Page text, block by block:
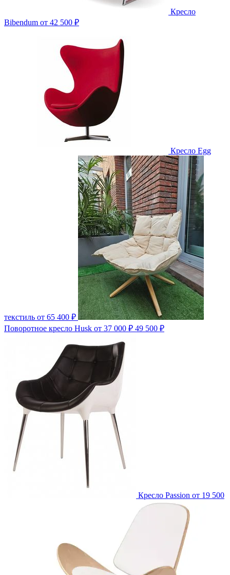
Кресло
Bibendum от 42 500 ₽
Кресло Egg
текстиль от 65 400 ₽
Поворотное кресло Husk от 37 000 ₽ 49 500 ₽
Кресло Passion от 19 500